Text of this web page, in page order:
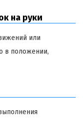
на руки
или
в положении,